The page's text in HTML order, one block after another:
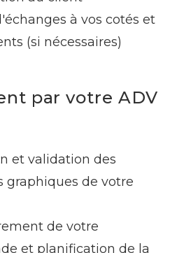
à vos cotés et
(si nécessaires)
par votre ADV
et validation des
graphiques de votre
de votre
et planification de la